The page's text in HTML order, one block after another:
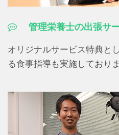
管理栄養士の出張サ
オリジナルサービス特典と
る食事指導も実施しており